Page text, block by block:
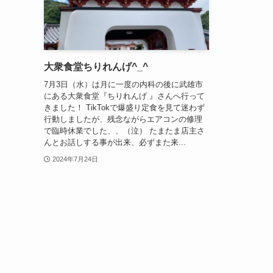
大衆食堂ちりれんげ^_^
7月3日（水）は月に一度の内科の後に武雄市
にある大衆食堂『ちりれんげ 』さんへ行って
きました！ TikTokで爆盛り定食を見て迷わず
行動しましたが、残念ながらエアコンの修理
で臨時休業でした、、（泣） たまたま店主さ
んとお話しする事が出来、必ずまた来...
2024年7月24日